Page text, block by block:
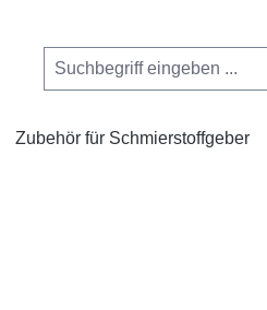
Zubehör für Schmierstoffgeber